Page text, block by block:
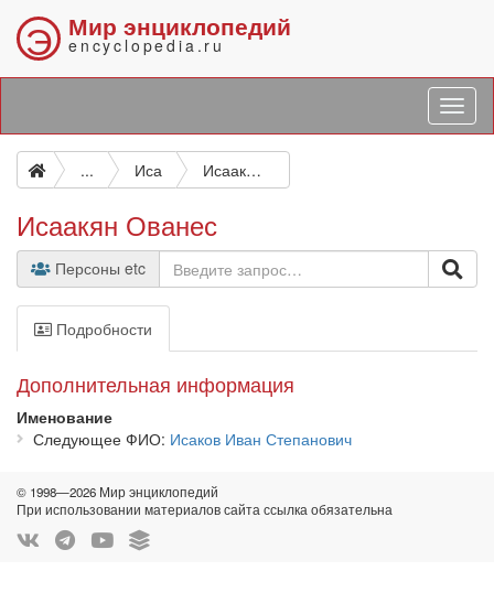
Э Мир энциклопедий
encyclopedia.ru
... Иса Исаакян Ованес
Исаакян Ованес
Персоны etc
Подробности
Дополнительная информация
Именование
Следующее ФИО Исаков Иван Степанович
© 1998—2026 Мир энциклопедий
При использовании материалов сайта ссылка обязательна